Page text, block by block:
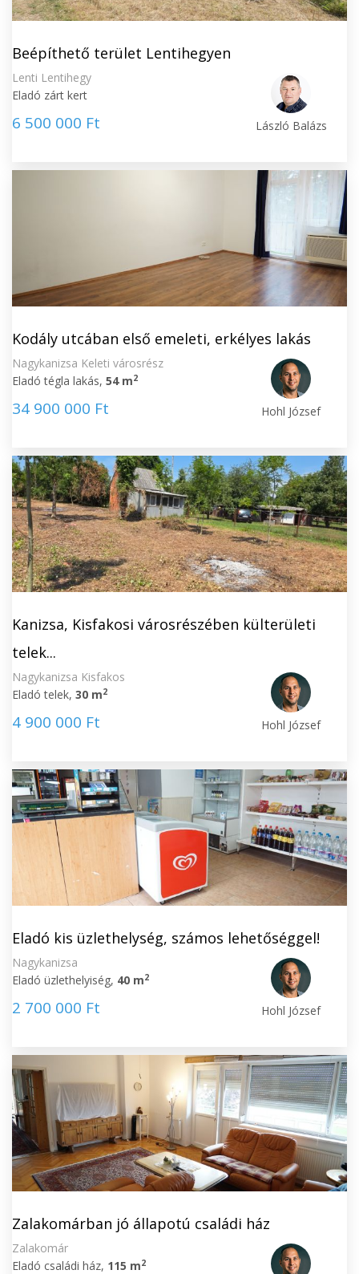
Beépíthető terület Lentihegyen
Lenti Lentihegy
Eladó zárt kert
6 500 000 Ft László Balázs
Kodály utcában első emeleti, erkélyes lakás
Nagykanizsa Keleti városrész
Eladó tégla lakás, 54 m2
34 900 000 Ft Hohl József
Kanizsa, Kisfakosi városrészében külterületi
telek...
Nagykanizsa Kisfakos
Eladó telek, 30 m2
4 900 000 Ft Hohl József
Eladó kis üzlethelység, számos lehetőséggel!
Nagykanizsa
Eladó üzlethelyiség, 40 m2
2 700 000 Ft Hohl József
Zalakomárban jó állapotú családi ház
Zalakomár
Eladó családi ház, 115 m2